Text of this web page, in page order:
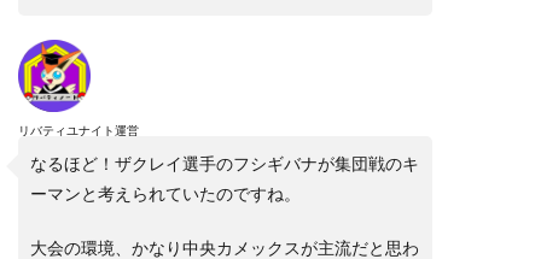
リバティユナイト運営
なるほど！ザクレイ選手のフシギバナが集団戦のキ
ーマンと考えられていたのですね。
大会の環境、かなり中央カメックスが主流だと思わ